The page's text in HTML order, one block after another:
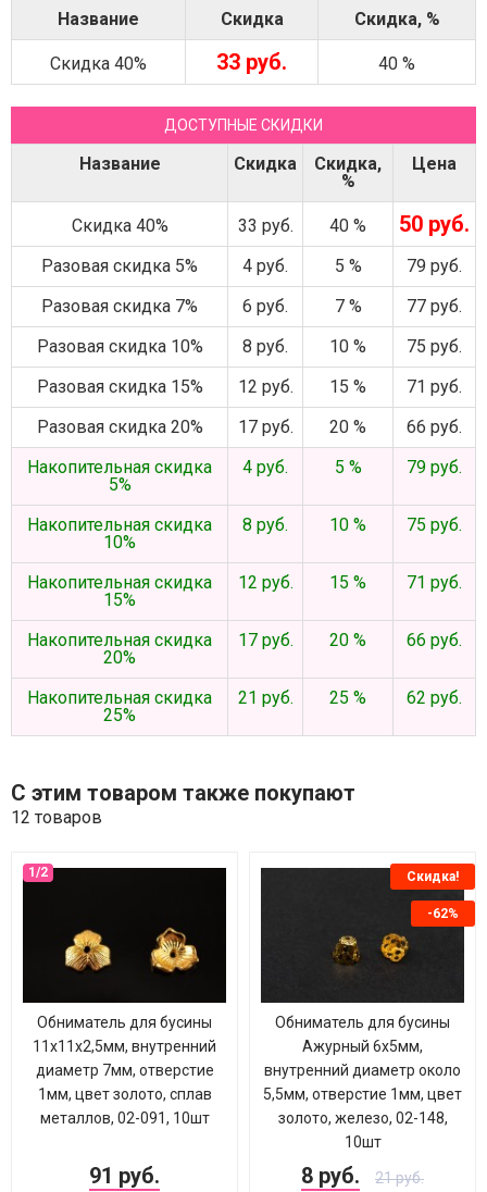
Название Скидка Скидка, %
Скидка 40% 33 руб. 40 %
ДОСТУПНЫЕ СКИДКИ
Название Скидка
Скидка,
%
Цена
Скидка 40% 33 руб. 40 % 50 руб.
Разовая скидка 5% 4 руб. 5 %
79 руб.
Разовая скидка 7%
6 руб. 7 %
77 руб.
Разовая скидка 10%
8 руб. 10 %
75 руб.
Разовая скидка 15%
12 руб. 15 %
71 руб.
Разовая скидка 20%
17 руб. 20 %
66 руб.
Накопительная скидка
5%
4 руб. 5 % 79 руб.
Накопительная скидка
10%
8 руб. 10 % 75 руб.
Накопительная скидка
15%
12 руб. 15 % 71 руб.
Накопительная скидка
20%
17 руб. 20 % 66 руб.
Накопительная скидка
25%
21 руб. 25 % 62 руб.
С этим товаром также покупают
12 товаров
Обниматель для бусины
11х11х2,5мм, внутренний
диаметр 7мм, отверстие
1мм, цвет золото, сплав
металлов, 02-091, 10шт
91 руб.
Скидка!
-62%
Обниматель для бусины
Ажурный 6х5мм,
внутренний диаметр около
5,5мм, отверстие 1мм, цвет
золото, железо, 02-148,
10шт
8 руб. 21 руб.